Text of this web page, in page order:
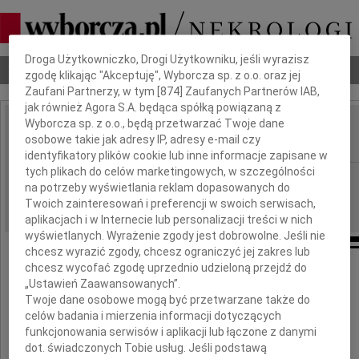
Nekrologi Odeszli Poradnik pogrzebowy
IMIĘ I NAZWISKO: Paweł Adamowicz
REGION: cała Polska
DATA EMISJI: 18.01.2019
Paweł Adamowicz
Dbamy o Twoją prywatność
Droga Użytkowniczko, Drogi Użytkowniku, jeśli wyrazisz
zgodę klikając "Akceptuję", Wyborcza sp. z o.o. oraz jej
Zaufani Partnerzy, w tym [874 ] Zaufanych Partnerów IAB,
jak również Agora S.A. będąca spółką powiązaną z
Wyborcza sp. z o.o., będą przetwarzać Twoje dane
osobowe takie jak adresy IP, adresy e-mail czy
identyfikatory plików cookie lub inne informacje zapisane w
tych plikach do celów marketingowych, w szczególności
na potrzeby wyświetlania reklam dopasowanych do
Twoich zainteresowań i preferencji w swoich serwisach,
aplikacjach i w Internecie lub personalizacji treści w nich
wyświetlanych. Wyrażenie zgody jest dobrowolne. Jeśli nie
chcesz wyrazić zgody, chcesz ograniczyć jej zakres lub
chcesz wycofać zgodę uprzednio udzieloną przejdź do
„Ustawień Zaawansowanych”.
Twoje dane osobowe mogą być przetwarzane także do
celów badania i mierzenia informacji dotyczących
funkcjonowania serwisów i aplikacji lub łączone z danymi
dot. świadczonych Tobie usług. Jeśli podstawą